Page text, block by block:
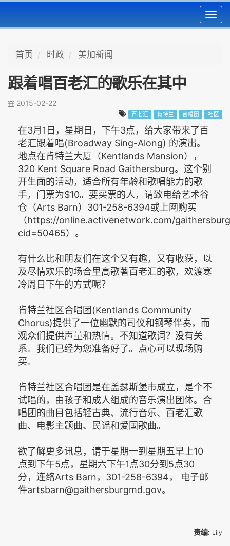
首页 时政 美加新闻
跟着唱百老汇的歌乐在其中
2015-02-22
百老汇 肯特兰 合唱团 社区
在3月1日，星期日，下午3点，给大家带来了百
老汇跟着唱(Broadway Sing-Along) 的演出。
地点在肯特兰大厦（Kentlands Mansion），
320 Kent Square Road Gaithersburg。这个别
开生面的活动，适合所有年龄和歌唱能力的歌
手，门票为$10。要买票的人，请致电给艺术谷
仓（Arts Barn）301-258-6394或上网购买
（https://online.activenetwork.com/
cid=50465）。
有什么比和朋友们在这个又有趣，又有收获，以
及尽情欢乐的场合里高歌著百老汇的歌，欢渡寒
冷周日下午的方式呢？
肯特兰社区合唱团(Kentlands Community
Chorus)提供了一位幽默的司仪和钢琴伴奏，而
观众们提供声量和热情。不知道歌词？没有关
系。我们已经为您准备好了。点心可以现场购
买。
肯特兰社区合唱团是在盖瑟斯堡市成立，是个不
试唱的，由孩子和成人组成的音乐演出团体。合
唱团的曲目包括轻古典、流行音乐、百老汇歌
曲、电影主题曲、民谣和爱国歌曲。
欲了解更多讯息，请于星期一到星期五早上10
点到下午5点，星期六下午1点30分到5点30
分，连络Arts Barn，301-258-6394， 电子邮
件artsbarn@gaithersburgmd.gov。
责编: Lily